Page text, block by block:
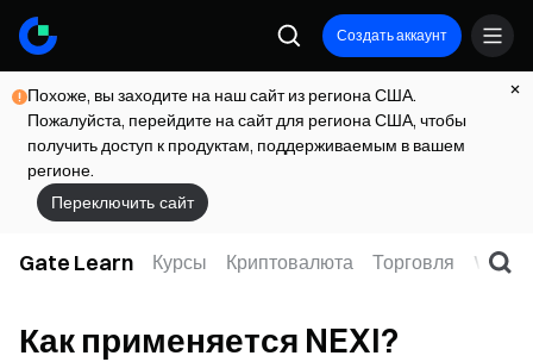
Создать аккаунт
Похоже, вы заходите на наш сайт из региона США.
Пожалуйста, перейдите на сайт для региона США, чтобы
получить доступ к продуктам, поддерживаемым в вашем
регионе.
Переключить сайт
Gate Learn Курсы Криптовалюта Торговля Web3
Как применяется NEXI?